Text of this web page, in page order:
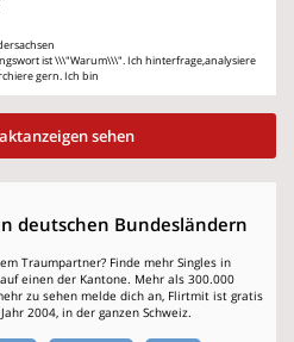
ist \\\"Warum\\\". Ich hinterfrage,analysiere
gern. Ich bin
sehen
deutschen Bundesländern
Traumpartner? Finde mehr Singles in
einen der Kantone. Mehr als 300.000
zu sehen melde dich an, Flirtmit ist gratis
2004, in der ganzen Schweiz.